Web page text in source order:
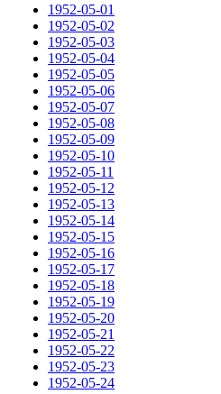
1952-05-01
1952-05-02
1952-05-03
1952-05-04
1952-05-05
1952-05-06
1952-05-07
1952-05-08
1952-05-09
1952-05-10
1952-05-11
1952-05-12
1952-05-13
1952-05-14
1952-05-15
1952-05-16
1952-05-17
1952-05-18
1952-05-19
1952-05-20
1952-05-21
1952-05-22
1952-05-23
1952-05-24